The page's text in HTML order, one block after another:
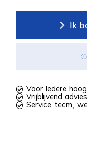
 Voor iedere
 Vrijblijvend
 Service team,
Ik